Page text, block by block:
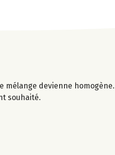
mélange devienne homogène.
souhaité.